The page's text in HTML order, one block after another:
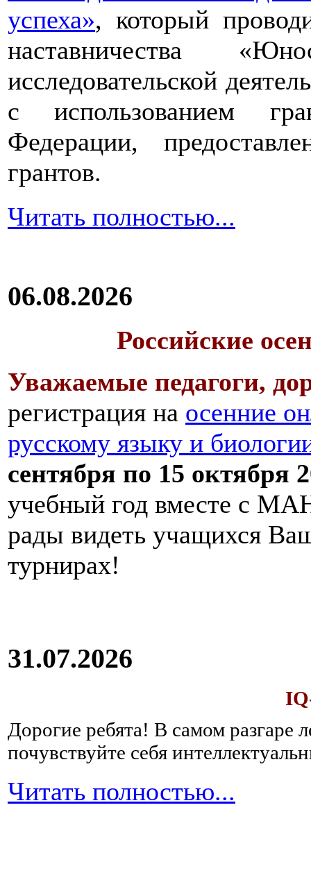
успеха», который
наставничества
исследовательской
с использованием
Федерации,
грантов.
Читать полностью...
06.08.2026
Российские
Уважаемые педагоги,
регистрация на осенние
русскому языку и
сентября по 15 октября
учебный год вместе с
рады видеть учащихся
турнирах!
31.07.2026
Дорогие ребята! В самом разгаре
почувствуйте себя
Читать полностью...